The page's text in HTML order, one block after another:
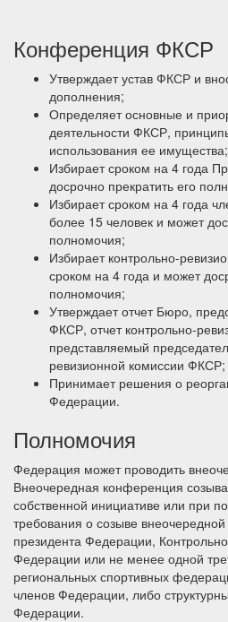
Конференция ФКСР
Утверждает устав ФКСР и
дополнения;
Определяет основные и
деятельности ФКСР,
использования ее имущества;
Избирает сроком на 4 года
досрочно прекратить его
Избирает сроком на 4 года
более 15 человек и может
полномочия;
Избирает контрольно-
сроком на 4 года и может
полномочия;
Утверждает отчет Бюро,
ФКСР, отчет контрольно-
представляемый
ревизионной комиссии ФКСР;
Принимает решения о
Федерации.
Полномочия
Федерация может проводить
Внеочередная конференция
собственной инициативе или при
требования о созыве
президента Федерации,
Федерации или не менее одной
региональных спортивных
членов Федерации, либо
Федерации.